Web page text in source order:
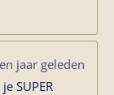
jaar geleden
SUPER